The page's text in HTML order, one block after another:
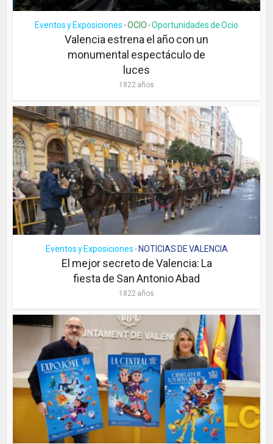
Eventos y Exposiciones • OCIO • Oportunidades de Ocio
Valencia estrena el año con un
monumental espectáculo de
luces
1822 años
Eventos y Exposiciones • NOTICIAS DE VALENCIA
El mejor secreto de Valencia: La
fiesta de San Antonio Abad
1822 años